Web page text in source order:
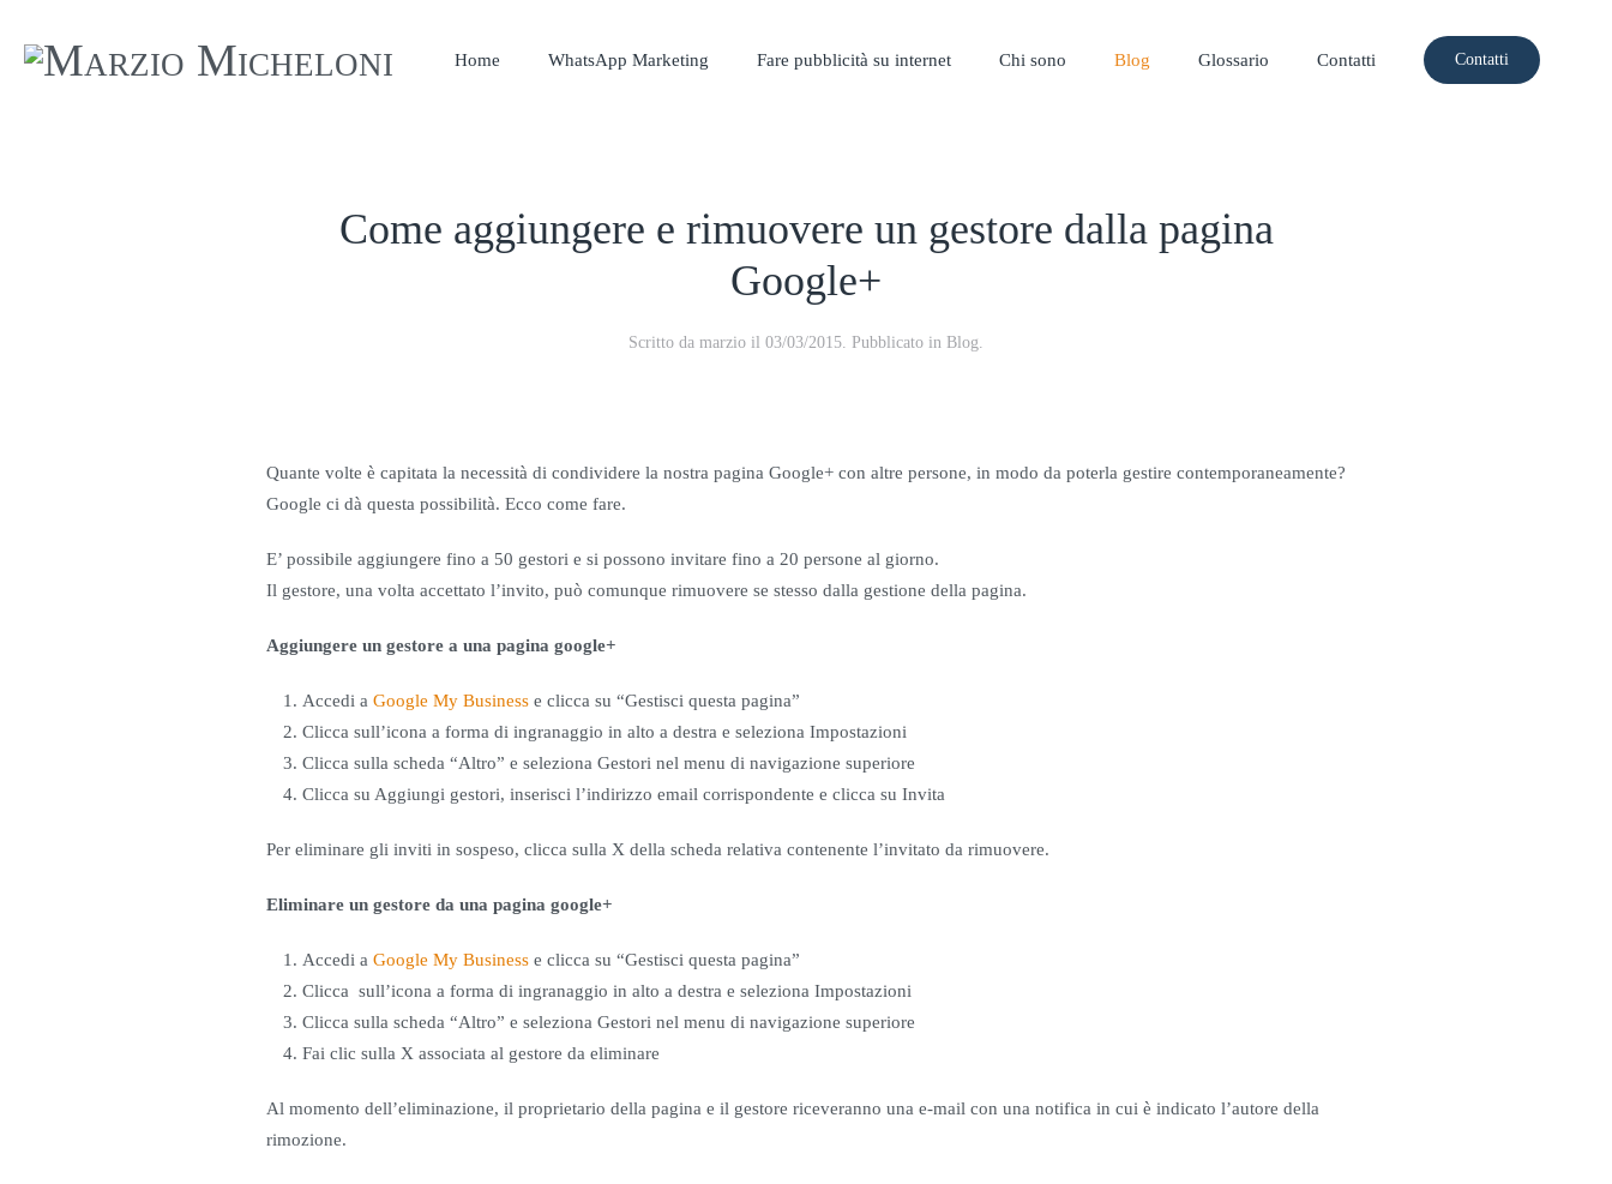
Home WhatsApp Marketing Fare pubblicità su internet Chi sono Blog Glossario Contatti Contatti
Come aggiungere e rimuovere un gestore dalla pagina
Google+
Scritto da marzio il 03/03/2015. Pubblicato in Blog.
Quante volte è capitata la necessità di condividere la nostra pagina Google+ con altre persone, in modo da poterla gestire contemporaneamente?
Google ci dà questa possibilità. Ecco come fare.
E’ possibile aggiungere fino a 50 gestori e si possono invitare fino a 20 persone al giorno.
Il gestore, una volta accettato l’invito, può comunque rimuovere se stesso dalla gestione della pagina.
Aggiungere un gestore a una pagina google+
Accedi a Google My Business e clicca su “Gestisci questa pagina”
Clicca sull’icona a forma di ingranaggio in alto a destra e seleziona Impostazioni
Clicca sulla scheda “Altro” e seleziona Gestori nel menu di navigazione superiore
Clicca su Aggiungi gestori, inserisci l’indirizzo email corrispondente e clicca su Invita
Per eliminare gli inviti in sospeso, clicca sulla X della scheda relativa contenente l’invitato da rimuovere.
Eliminare un gestore da una pagina google+
Accedi a Google My Business e clicca su “Gestisci questa pagina”
Clicca sull’icona a forma di ingranaggio in alto a destra e seleziona Impostazioni
Clicca sulla scheda “Altro” e seleziona Gestori nel menu di navigazione superiore
Fai clic sulla X associata al gestore da eliminare
Al momento dell’eliminazione, il proprietario della pagina e il gestore riceveranno una e-mail con una notifica in cui è indicato l’autore della
rimozione.